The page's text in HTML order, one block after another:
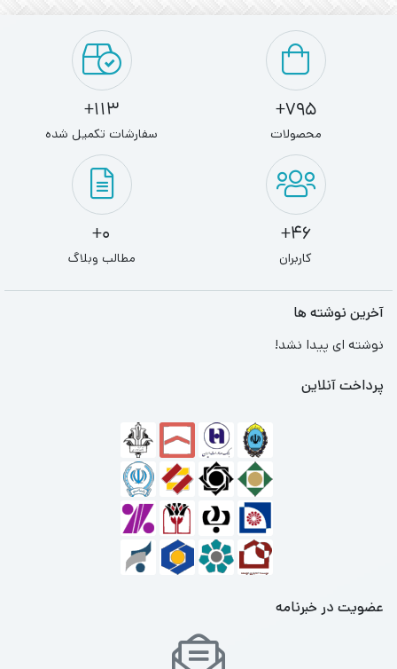
795+
محصولات
113+
سفارشات تکمیل شده
46+
کاربران
0+
مطالب وبلاگ
آخرین نوشته ها
نوشته ای پیدا نشد!
پرداخت آنلاین
عضویت در خبرنامه